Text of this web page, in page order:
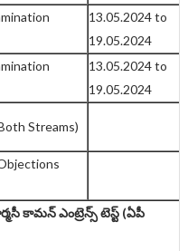
13.05.2024 to
19.05.2024
13.05.2024 to
19.05.2024
Streams)
కామన్ ఎంట్రెన్స్ టెస్ట్ (ఏపీ